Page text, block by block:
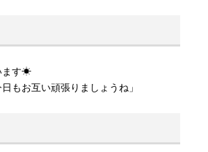
ます☀
もお互い頑張りましょうね」